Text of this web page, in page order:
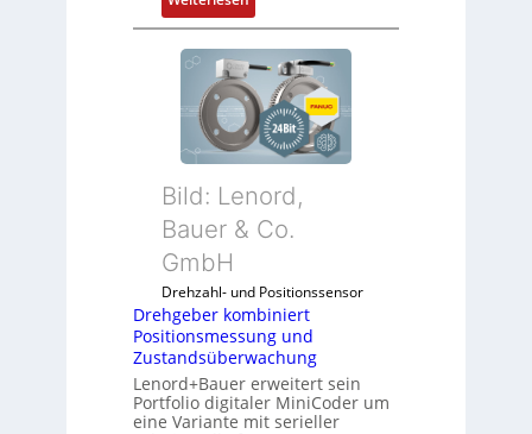
D
r
e
h
g
e
e
m
b
i
i
e
Bild: Lenord,
Bauer & Co.
GmbH
Drehzahl- und Positionssensor
Drehgeber kombiniert
Positionsmessung und
Zustandsüberwachung
Lenord+Bauer erweitert sein
Portfolio digitaler MiniCoder um
eine Variante mit serieller